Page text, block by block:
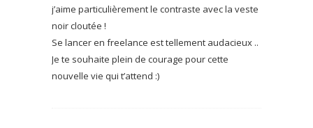
j’aime particulièrement le contraste avec la veste
noir cloutée !
Se lancer en freelance est tellement audacieux ..
Je te souhaite plein de courage pour cette
nouvelle vie qui t’attend :)